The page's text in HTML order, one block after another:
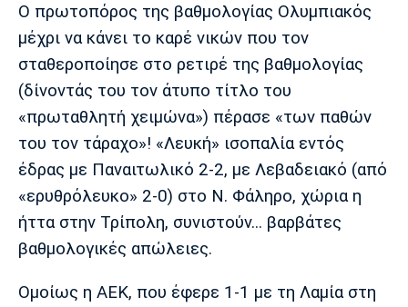
Μονακό
Ερυθρός
Αστέρας
Πόρτο Μπενφίκα
Ο πρωτοπόρος της βαθμολογίας Ολυμπιακός
μέχρι να κάνει το καρέ νικών που τον
σταθεροποίησε στο ρετιρέ της βαθμολογίας
(δίνοντάς του τον άτυπο τίτλο του
«πρωταθλητή χειμώνα») πέρασε «των παθών
του τον τάραχο»! «Λευκή» ισοπαλία εντός
έδρας με Παναιτωλικό 2-2, με Λεβαδειακό (από
«ερυθρόλευκο» 2-0) στο Ν. Φάληρο, χώρια η
ήττα στην Τρίπολη, συνιστούν... βαρβάτες
βαθμολογικές απώλειες.
Ομοίως η AEK, που έφερε 1-1 με τη Λαμία στη